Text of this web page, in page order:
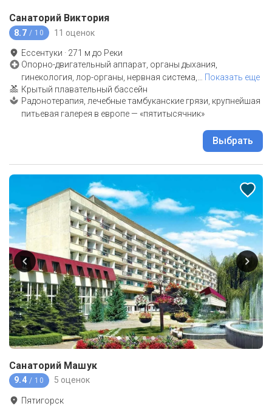
Санаторий Виктория
8.7 / 10 11 оценок
Ессентуки · 271 м до Реки
Опорно-двигательный аппарат, органы дыхания,
гинекология, лор-органы, нервная система,
Показать еще
Крытый плавательный бассейн
Радонотерапия, лечебные тамбуканские грязи, крупнейшая
питьевая галерея в европе — «пятитысячник»
Выбрать
Санаторий Машук
9.4 / 10 5 оценок
Пятигорск